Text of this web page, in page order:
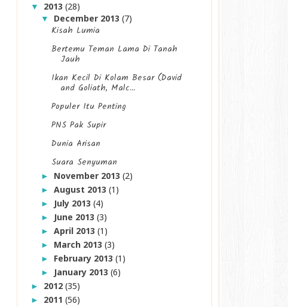
▼ 2013(28)
▼ December 2013(7)
Kisah Lumia
Bertemu Teman Lama Di Tanah
Jauh
Ikan Kecil Di Kolam Besar (David
and Goliath, Malc...
Populer Itu Penting
PNS Pak Supir
Dunia Arisan
Suara Senyuman
► November 2013(2)
►August 2013(1)
► July 2013(4)
► June 2013(3)
►April 2013(1)
► March 2013(3)
► February 2013(1)
► January 2013(6)
► 2012(35)
► 2011(56)